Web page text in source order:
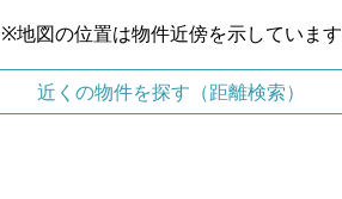
※地図の位置は物件近傍を示しています
近くの物件を探す（距離検索）